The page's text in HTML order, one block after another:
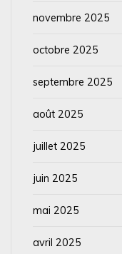
novembre 2025
octobre 2025
septembre 2025
août 2025
juillet 2025
juin 2025
mai 2025
avril 2025